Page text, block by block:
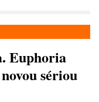
Euphoria
sériou